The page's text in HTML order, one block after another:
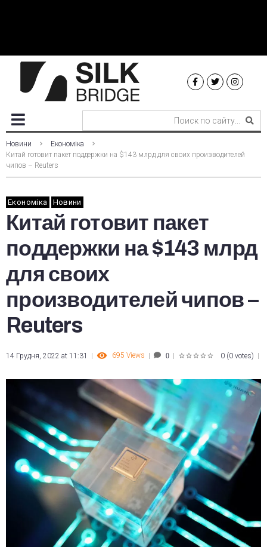
Новини
Економіка
Китай готовит пакет поддержки на $143 млрд для своих производителей
чипов – Reuters
Економіка Новини
Китай готовит пакет
поддержки на $143 млрд
для своих
производителей чипов –
Reuters
14 Грудня, 2022 at 11:31 695 Views 0 0 (0 votes)